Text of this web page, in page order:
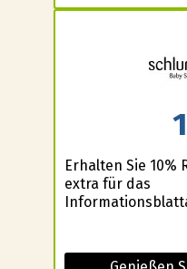
Erhalten Sie 10%
extra für das